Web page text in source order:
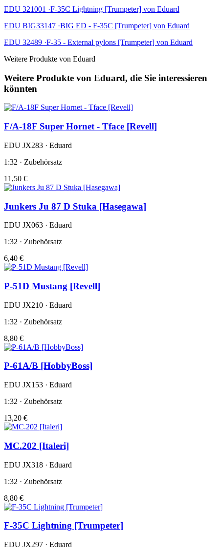
EDU 321001 ·F-35C Lightning [Trumpeter] von Eduard
EDU BIG33147 ·BIG ED - F-35C [Trumpeter] von Eduard
EDU 32489 ·F-35 - External pylons [Trumpeter] von Eduard
Weitere Produkte von Eduard
Weitere Produkte von Eduard, die Sie interessieren
könnten
F/A-18F Super Hornet - Tface [Revell]
EDU JX283 · Eduard
1:32 · Zubehörsatz
11,50 €
Junkers Ju 87 D Stuka [Hasegawa]
EDU JX063 · Eduard
1:32 · Zubehörsatz
6,40 €
P-51D Mustang [Revell]
EDU JX210 · Eduard
1:32 · Zubehörsatz
8,80 €
P-61A/B [HobbyBoss]
EDU JX153 · Eduard
1:32 · Zubehörsatz
13,20 €
MC.202 [Italeri]
EDU JX318 · Eduard
1:32 · Zubehörsatz
8,80 €
F-35C Lightning [Trumpeter]
EDU JX297 · Eduard